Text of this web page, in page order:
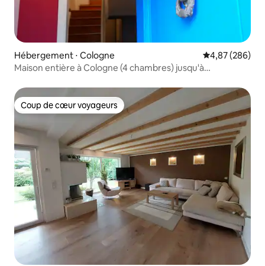
Hébergement ⋅ Cologne Évaluation
4,87 (286)
Maison entière à Cologne (4 chambres) jusqu'à
Coup de cœur voyageurs
Coup de cœur voyageurs